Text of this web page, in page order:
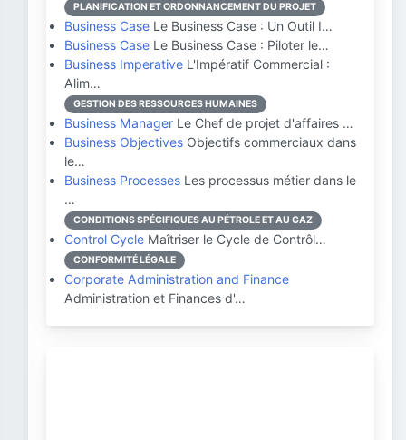
PLANIFICATION ET ORDONNANCEMENT DU PROJET
Business Case Le Business Case : Un Outil I…
Business Case Le Business Case : Piloter le…
Business Imperative L'Impératif Commercial :
Alim…
GESTION DES RESSOURCES HUMAINES
Business Manager Le Chef de projet d'affaires …
Business Objectives Objectifs commerciaux dans
le…
Business Processes Les processus métier dans le
…
CONDITIONS SPÉCIFIQUES AU PÉTROLE ET AU GAZ
Control Cycle Maîtriser le Cycle de Contrôl…
CONFORMITÉ LÉGALE
Corporate Administration and Finance
Administration et Finances d'…